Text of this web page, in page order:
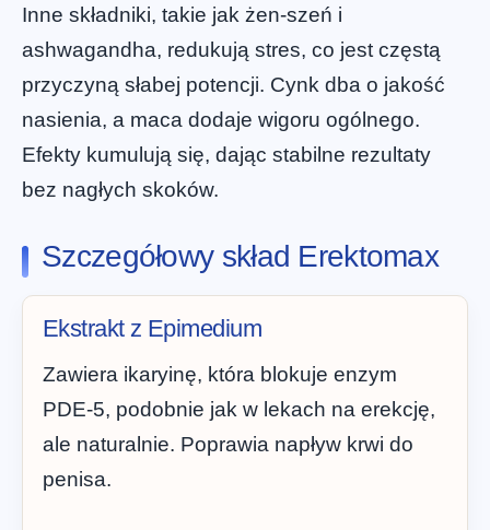
Inne składniki, takie jak żen-szeń i
ashwagandha, redukują stres, co jest częstą
przyczyną słabej potencji. Cynk dba o jakość
nasienia, a maca dodaje wigoru ogólnego.
Efekty kumulują się, dając stabilne rezultaty
bez nagłych skoków.
Szczegółowy skład Erektomax
Ekstrakt z Epimedium
Zawiera ikaryinę, która blokuje enzym
PDE-5, podobnie jak w lekach na erekcję,
ale naturalnie. Poprawia napływ krwi do
penisa.